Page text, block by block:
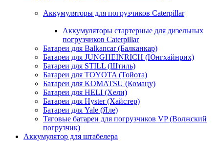
Аккумуляторы для погрузчиков Caterpillar
Аккумуляторы стартерные для дизельных
погрузчиков Caterpillar
Батареи для Balkancar (Балканкар)
Батареи для JUNGHEINRICH (Юнгхайнрих)
Батареи для STILL (Штиль)
Батареи для TOYOTA (Тойота)
Батареи для KOMATSU (Комацу)
Батареи для HELI (Хели)
Батареи для Hyster (Хайстер)
Батареи для Yale (Яле)
Тяговые батареи для погрузчиков VP (Волжский
погрузчик)
Аккумулятор для штабелера